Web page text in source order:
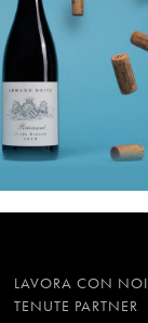
LAVORA CON NOI
TENUTE PARTNER